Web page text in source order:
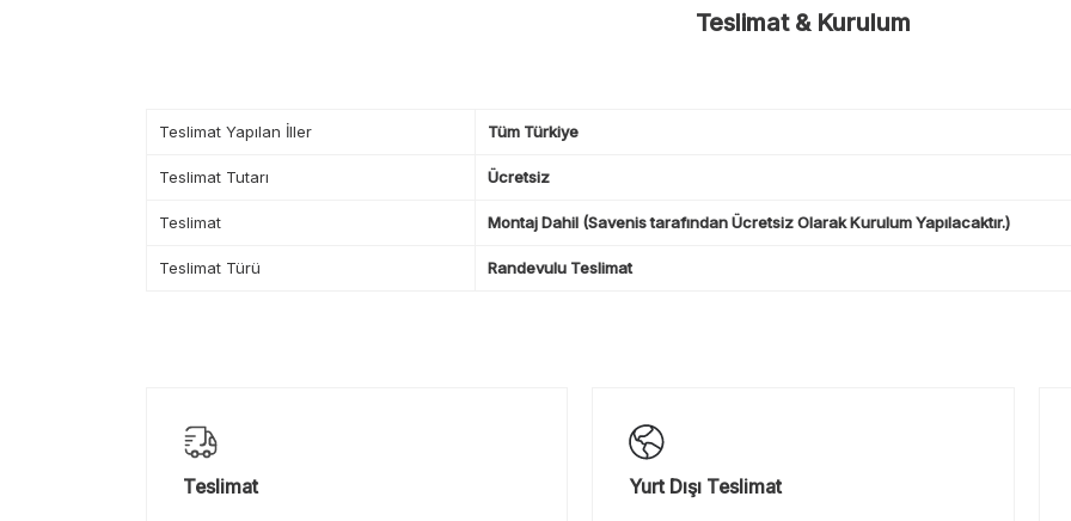
Teslimat & Kurulum
Teslimat Yapılan İller Tüm Türkiye
Teslimat Tutarı Ücretsiz
Teslimat Montaj Dahil (Savenis tarafından Ücretsiz Olarak Kurulum Yapılacaktır.)
Teslimat Türü Randevulu Teslimat
Teslimat Yurt Dışı Teslimat